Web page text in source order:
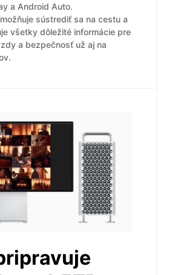
a Android Auto.
sústrediť sa na cestu a
všetky dôležité informácie pre
a bezpečnosť už aj na